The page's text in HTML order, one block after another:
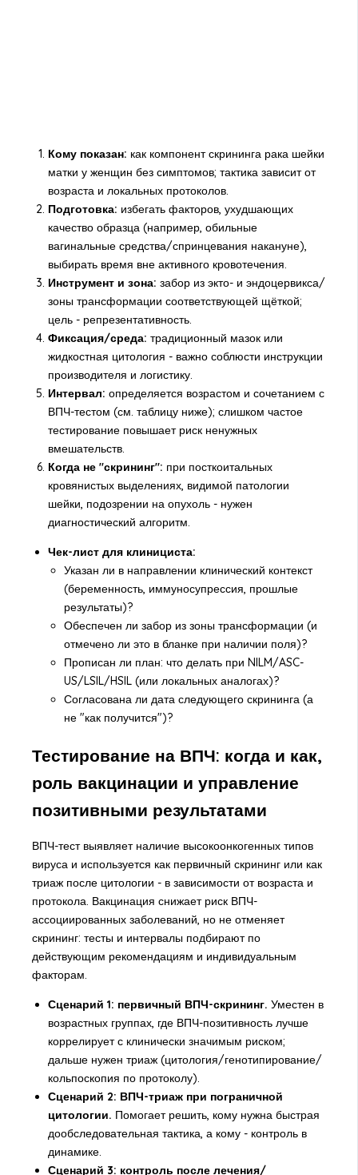
Кому показан: как компонент скрининга рака шейки
матки у женщин без симптомов; тактика зависит от
возраста и локальных протоколов.
Подготовка: избегать факторов, ухудшающих
качество образца (например, обильные
вагинальные средства/спринцевания накануне),
выбирать время вне активного кровотечения.
Инструмент и зона: забор из экто- и эндоцервикса/
зоны трансформации соответствующей щёткой;
цель - репрезентативность.
Фиксация/среда: традиционный мазок или
жидкостная цитология - важно соблюсти инструкции
производителя и логистику.
Интервал: определяется возрастом и сочетанием с
ВПЧ-тестом (см. таблицу ниже); слишком частое
тестирование повышает риск ненужных
вмешательств.
Когда не "скрининг": при посткоитальных
кровянистых выделениях, видимой патологии
шейки, подозрении на опухоль - нужен
диагностический алгоритм.
Чек-лист для клинициста:
Указан ли в направлении клинический контекст
(беременность, иммуносупрессия, прошлые
результаты)?
Обеспечен ли забор из зоны трансформации (и
отмечено ли это в бланке при наличии поля)?
Прописан ли план: что делать при NILM/ASC-
US/LSIL/HSIL (или локальных аналогах)?
Согласована ли дата следующего скрининга (а
не "как получится")?
Тестирование на ВПЧ: когда и как,
роль вакцинации и управление
позитивными результатами
ВПЧ-тест выявляет наличие высокоонкогенных типов
вируса и используется как первичный скрининг или как
триаж после цитологии - в зависимости от возраста и
протокола. Вакцинация снижает риск ВПЧ-
ассоциированных заболеваний, но не отменяет
скрининг: тесты и интервалы подбирают по
действующим рекомендациям и индивидуальным
факторам.
Сценарий 1: первичный ВПЧ-скрининг. Уместен в
возрастных группах, где ВПЧ-позитивность лучше
коррелирует с клинически значимым риском;
дальше нужен триаж (цитология/генотипирование/
кольпоскопия по протоколу).
Сценарий 2: ВПЧ-триаж при пограничной
цитологии. Помогает решить, кому нужна быстрая
дообследовательная тактика, а кому - контроль в
динамике.
Сценарий 3: контроль после лечения/